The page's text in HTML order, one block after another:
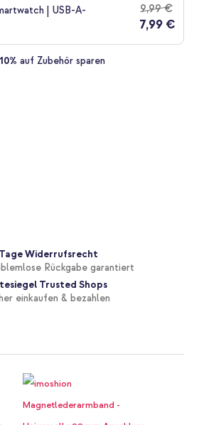
| USB-A-
9,99 €
7,99 €
auf Zubehör sparen
Widerrufsrecht
Rückgabe garantiert
Trusted Shops
einkaufen & bezahlen